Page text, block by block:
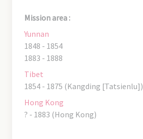
Mission area :
Yunnan
1848 - 1854
1883 - 1888
Tibet
1854 - 1875 (Kangding [Tatsienlu])
Hong Kong
? - 1883 (Hong Kong)